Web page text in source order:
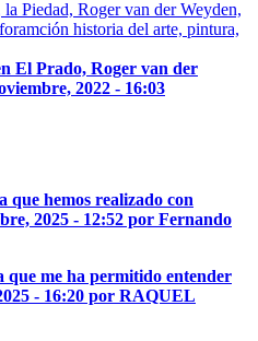
El Prado, Roger van der
2022 - 16:03
que hemos realizado con
2025 - 12:52 por Fernando
que me ha permitido entender
- 16:20 por RAQUEL